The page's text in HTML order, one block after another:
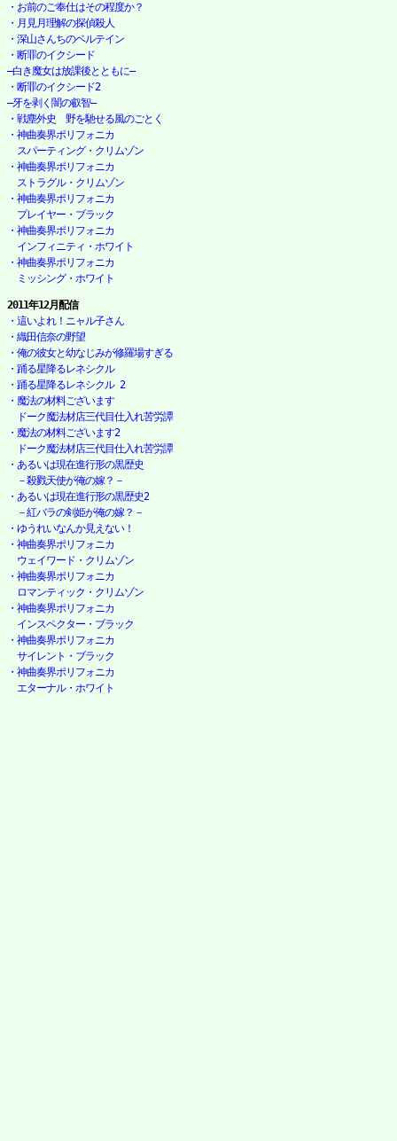
・お前のご奉仕はその程度か？
・月見月理解の探偵殺人
・深山さんちのベルテイン
・断罪のイクシード
―白き魔女は放課後とともに―
・断罪のイクシード2
―牙を剥く闇の叡智―
・戦塵外史　野を馳せる風のごとく
・神曲奏界ポリフォニカ
スパーティング・クリムゾン
・神曲奏界ポリフォニカ
ストラグル・クリムゾン
・神曲奏界ポリフォニカ
プレイヤー・ブラック
・神曲奏界ポリフォニカ
インフィニティ・ホワイト
・神曲奏界ポリフォニカ
ミッシング・ホワイト
2011年12月配信
・這いよれ！ニャル子さん
・織田信奈の野望
・俺の彼女と幼なじみが修羅場すぎる
・踊る星降るレネシクル
・踊る星降るレネシクル 2
・魔法の材料ございます
ドーク魔法材店三代目仕入れ苦労譚
・魔法の材料ございます2
ドーク魔法材店三代目仕入れ苦労譚
・あるいは現在進行形の黒歴史
－殺戮天使が俺の嫁？－
・あるいは現在進行形の黒歴史2
－紅バラの剣姫が俺の嫁？－
・ゆうれいなんか見えない！
・神曲奏界ポリフォニカ
ウェイワード・クリムゾン
・神曲奏界ポリフォニカ
ロマンティック・クリムゾン
・神曲奏界ポリフォニカ
インスペクター・ブラック
・神曲奏界ポリフォニカ
サイレント・ブラック
・神曲奏界ポリフォニカ
エターナル・ホワイト